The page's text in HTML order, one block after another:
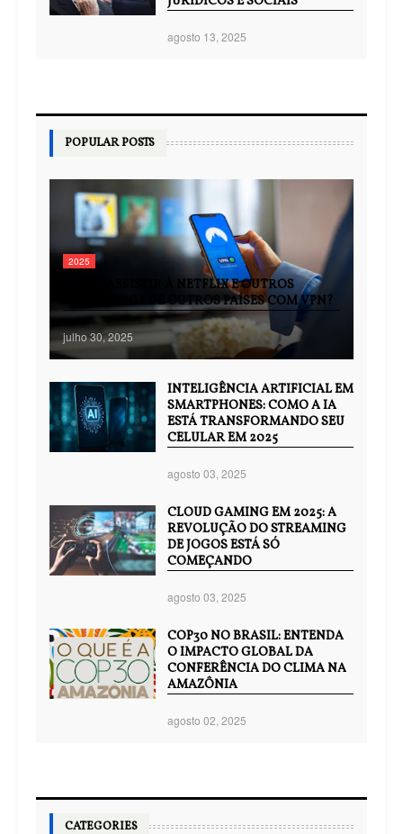
agosto 13, 2025
POPULAR POSTS
2025
COMO ASSISTIR À NETFLIX E OUTROS
STREAMINGS DE OUTROS PAÍSES COM VPN?
julho 30, 2025
INTELIGÊNCIA ARTIFICIAL EM
SMARTPHONES: COMO A IA
ESTÁ TRANSFORMANDO SEU
CELULAR EM 2025
agosto 03, 2025
CLOUD GAMING EM 2025: A
REVOLUÇÃO DO STREAMING
DE JOGOS ESTÁ SÓ
COMEÇANDO
agosto 03, 2025
COP30 NO BRASIL: ENTENDA
O IMPACTO GLOBAL DA
CONFERÊNCIA DO CLIMA NA
AMAZÔNIA
agosto 02, 2025
CATEGORIES